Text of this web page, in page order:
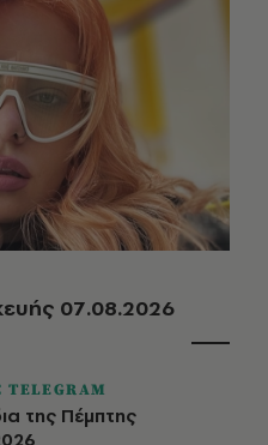
07.08.2026
TELEGRAM
της Πέμπτης